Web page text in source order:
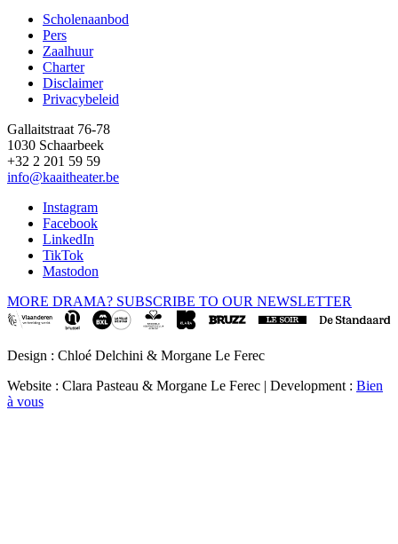
Footer
Scholenaanbod
Pers
Zaalhuur
Charter
Disclaimer
Privacybeleid
Gallaitstraat 76-78
1030 Schaarbeek
+32 2 201 59 59
info@kaaitheater.be
Instagram
Facebook
LinkedIn
TikTok
Mastodon
MORE DRAMA? SUBSCRIBE TO OUR NEWSLETTER
Design : Chloé Delchini & Morgane Le Ferec
Website : Clara Pasteau & Morgane Le Ferec | Development : Bien
à vous